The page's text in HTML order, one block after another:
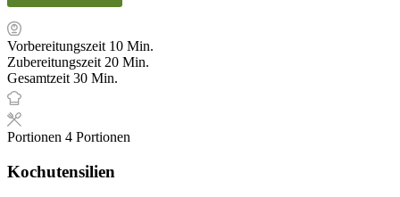
Vorbereitungszeit 10Minuten
Min.
Zubereitungszeit20Minuten
Min.
Gesamtzeit30Minuten
Min.
Portionen 4 Portionen
Kochutensilien